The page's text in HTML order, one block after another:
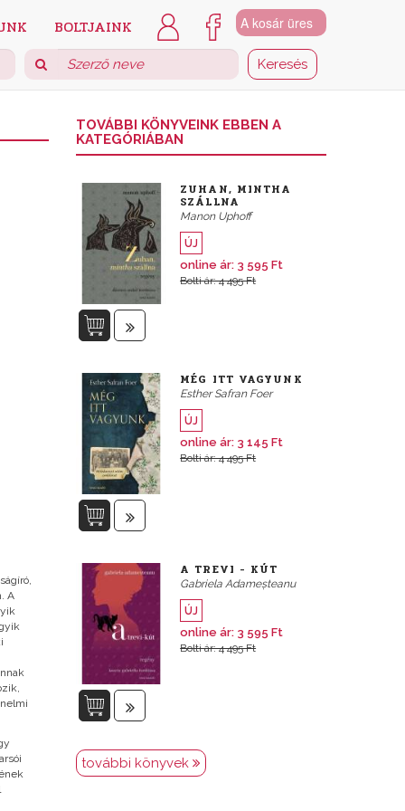
A kosár üres
BOLTJAINK
A
TOVÁBBI KÖNYVEINK EBBEN A
KATEGÓRIÁBAN
ZUHAN, MINTHA
SZÁLLNA
Manon Uphoff
ÚJ
online ár: 3 595 Ft
Bolti ár: 4 495 Ft
MÉG ITT VAGYUNK
Esther Safran Foer
ÚJ
online ár: 3 145 Ft
Bolti ár: 4 495 Ft
A TREVI - KÚT
Gabriela Adameșteanu
ÚJ
online ár: 3 595 Ft
Bolti ár: 4 495 Ft
további könyvek